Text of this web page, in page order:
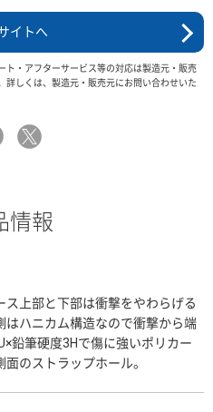
イトへ
ト・アフターサービス等の対応は製造元・販売
詳しくは、製造元・販売元にお問い合わせいた
情報
上部と下部は衝撃をやわらげる
はハニカム構造なので衝撃から端
鉛筆硬度3Hで傷に強いポリカー
のストラップホール。